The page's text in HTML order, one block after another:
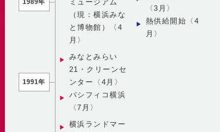
1989年
ミュージアム
（現：横浜みな
と博物館）〈4
月〉
〈3月〉
熱供給開始〈4
月〉
1991年
みなとみらい
21・クリーンセ
ンター〈4月〉
パシフィコ横浜
〈7月〉
横浜ランドマー